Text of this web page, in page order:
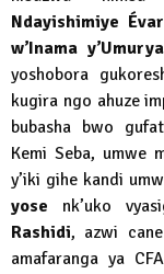
Ndayishimiye
w’Inama
yoshobora
kugira ngo ahuze
bubasha bwo
Kemi Seba, umwe
y’iki gihe kandi
yose nk’uko
Rashidi, azwi
amafaranga ya